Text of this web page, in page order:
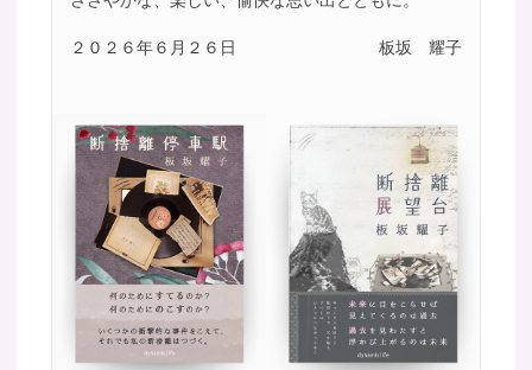
２０２６年６月２６日 板坂 耀子